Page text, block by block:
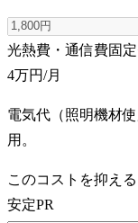
光熱費・通信費固
4万円/月
電気代（照明機材
用。
このコストを抑え
安定PR